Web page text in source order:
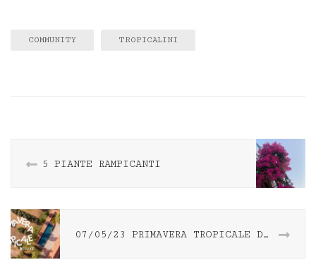
COMMUNITY TROPICALINI
5 PIANTE RAMPICANTI
07/05/23 PRIMAVERA TROPICALE DELUXE @ Borgo della Mistica